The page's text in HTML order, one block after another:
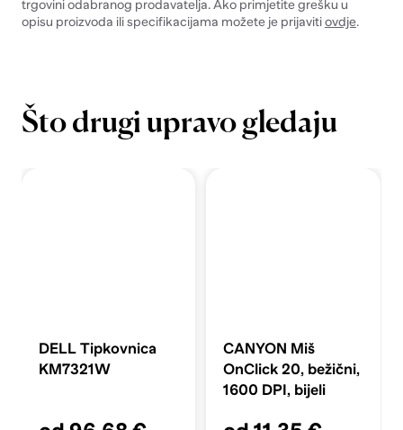
trgovini odabranog prodavatelja. Ako primjetite grešku u
opisu proizvoda ili specifikacijama možete je prijavitiovdje.
Što drugi upravo gledaju
DELL Tipkovnica
KM7321W
CANYON Miš
OnClick 20, bežični,
1600 DPI, bijeli